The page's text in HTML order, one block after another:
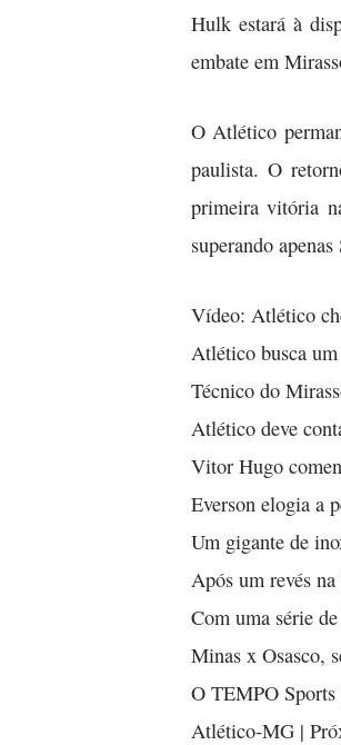
Hulk estará à
embate em
O Atlético
paulista. O
primeira vitória
superando
Vídeo: Atlético
Atlético busca um
Técnico do
Atlético deve
Vitor Hugo
Everson elogia a
Um gigante de
Após um revés
Com uma série
Minas x Osasco,
O TEMPO
Atlético-MG |